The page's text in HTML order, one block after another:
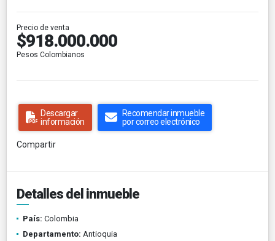
Precio de venta
$918.000.000
Pesos Colombianos
Descargar
información
Recomendar inmueble
por correo electrónico
Compartir
Detalles del inmueble
País: Colombia
Departamento: Antioquia